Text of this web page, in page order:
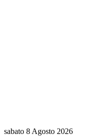
sabato 8 Agosto 2026